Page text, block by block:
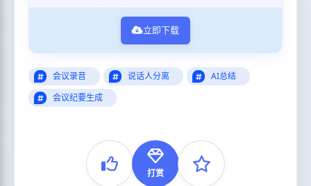
立即下载
会议录音 说话人分离
AI总结
会议纪要生成
打赏